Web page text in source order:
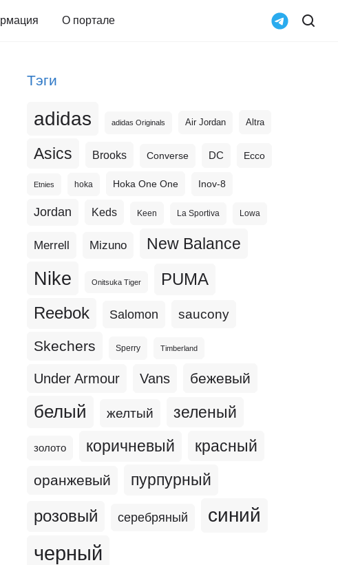
О портале
Тэги
adidas adidas Originals Air Jordan Altra
Asics Brooks Converse DC Ecco
Etnies hoka Hoka One One Inov-8
Jordan Keds Keen La Sportiva Lowa
Merrell Mizuno New Balance
Nike Onitsuka Tiger PUMA
Reebok Salomon saucony
Skechers Sperry Timberland
Under Armour Vans бежевый
белый желтый зеленый
золото коричневый красный
оранжевый пурпурный
розовый серебряный синий
черный